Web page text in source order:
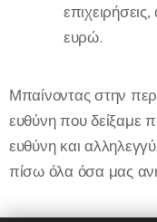
ευρώ.
Μπαίνοντας στην
ευθύνη που δείξαμε
ευθύνη και
πίσω όλα όσα μας